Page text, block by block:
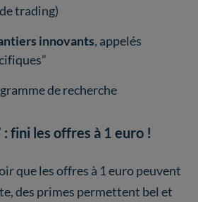
trading)
innovants, appelés
de recherche
: fini les offres à 1 euro !
que les offres à 1 euro peuvent
des primes permettent bel et